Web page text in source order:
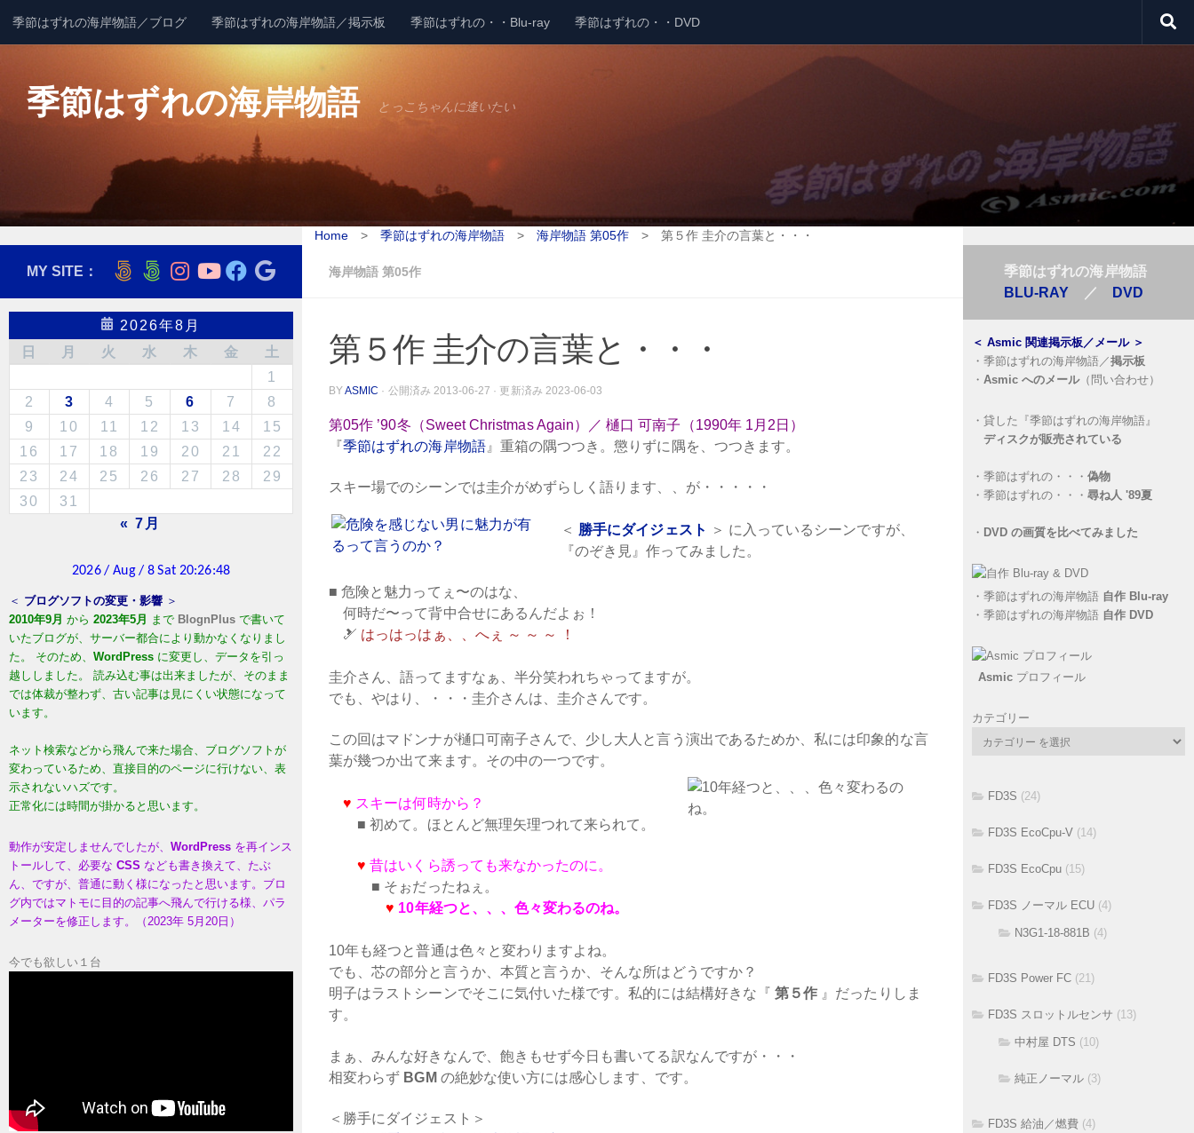
コンテンツへスキップ
季節はずれの海岸物語／ブログ 季節はずれの海岸物語／掲示板 季節はずれの・・Blu-ray 季節はずれの・・DVD
季節はずれの海岸物語 とっこちゃんに逢いたい
Home > 季節はずれの海岸物語 > 海岸物語 第05作 > 第５作 圭介の言葉と・・・
海岸物語 第05作
第５作 圭介の言葉と・・・
BYASMIC · 公開済み 2013-06-27 · 更新済み 2023-06-03
第05作 ’90冬（Sweet Christmas Again）／ 樋口 可南子（1990年 1月2日）
『季節はずれの海岸物語』重箱の隅つつき。懲りずに隅を、つつきます。
スキー場でのシーンでは圭介がめずらしく語ります、、が・・・・・
＜ 勝手にダイジェスト
＞ に入っているシーンですが、
『のぞき見』作ってみました。
■ 危険と魅力ってぇ〜のはな、
何時だ〜って背中合せにあるんだよぉ！
🎿 はっはっはぁ、、へぇ ～ ～ ～ ！
圭介さん、語ってますなぁ、半分笑われちゃってますが。
でも、やはり、・・・圭介さんは、圭介さんです。
この回はマドンナが樋口可南子さんで、少し大人と言う演出であるためか、私には印象的な言
葉が幾つか出て来ます。その中の一つです。
♥ スキーは何時から？
■ 初めて。ほとんど無理矢理つれて来られて。
♥ 昔はいくら誘っても来なかったのに。
■ そぉだったねぇ。
♥ 10年経つと、、、色々変わるのね。
10年も経つと普通は色々と変わりますよね。
でも、芯の部分と言うか、本質と言うか、そんな所はどうですか？
明子はラストシーンでそこに気付いた様です。私的には結構好きな『第５作 』だったりしま
す。
まぁ、みんな好きなんで、飽きもせず今日も書いてる訳なんですが・・・
相変わらず BGM の絶妙な使い方には感心します、です。
＜勝手にダイジェスト＞
MY SITE：
2026年8月
日
月 火 水 木 金
土
1
2
3 4 5 6 7
8
9
10 11 12 13 14
15
16
17 18 19 20 21
22
23
24 25 26 27 28
29
30
31
« 7月
＜ ブログソフトの変更・影響 ＞
2010年9月 から 2023年5月 まで BlognPlus で書いて
いたブログが、サーバー都合により動かなくなりまし
た。 そのため、 WordPress に変更し、データを引っ
越ししました。 読み込む事は出来ましたが、そのまま
では体裁が整わず、古い記事は見にくい状態になって
います。
ネット検索などから飛んで来た場合、ブログソフトが
変わっているため、直接目的のページに行けない、表
示されないハズです。
正常化には時間が掛かると思います。
動作が安定しませんでしたが、 WordPress を再インス
トールして、必要な CSS なども書き換えて、たぶ
ん、ですが、普通に動く様になったと思います。ブロ
グ内ではマトモに目的の記事へ飛んで行ける様、パラ
メーターを修正します。（2023年 5月20日）
今でも欲しい１台
季節はずれの海岸物語
BLU-RAY ／ DVD
＜ Asmic 関連掲示板／メール＞
・ 季節はずれの海岸物語／掲示板
・ Asmic へのメール（問い合わせ）
・ 貸した『季節はずれの海岸物語』
ディスクが販売されている
・ 季節はずれの・・・ 偽物
・ 季節はずれの・・・ 尋ね人 '89夏
・ DVD の画質を比べてみました
・ 季節はずれの海岸物語 自作 Blu-ray
・ 季節はずれの海岸物語 自作 DVD
Asmic プロフィール
カテゴリー
FD3S (24)
FD3S EcoCpu-V (14)
FD3S EcoCpu (15)
FD3S ノーマル ECU (4)
N3G1-18-881B (4)
FD3S Power FC (21)
FD3S スロットルセンサ (13)
中村屋 DTS (10)
純正ノーマル (3)
FD3S 給油／燃費 (4)